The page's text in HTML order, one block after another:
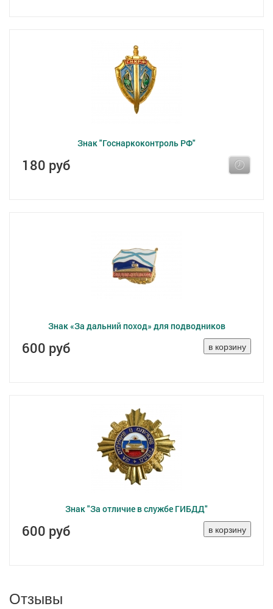
Знак "Госнаркоконтроль РФ"
180 руб
Знак «За дальний поход» для подводников
600 руб
Знак "За отличие в службе ГИБДД"
600 руб
Отзывы